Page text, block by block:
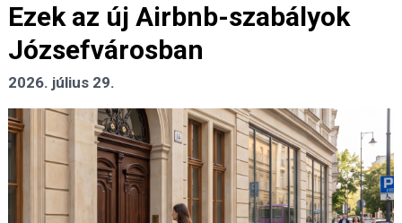
Ezek az új Airbnb-szabályok
Józsefvárosban
2026. július 29.